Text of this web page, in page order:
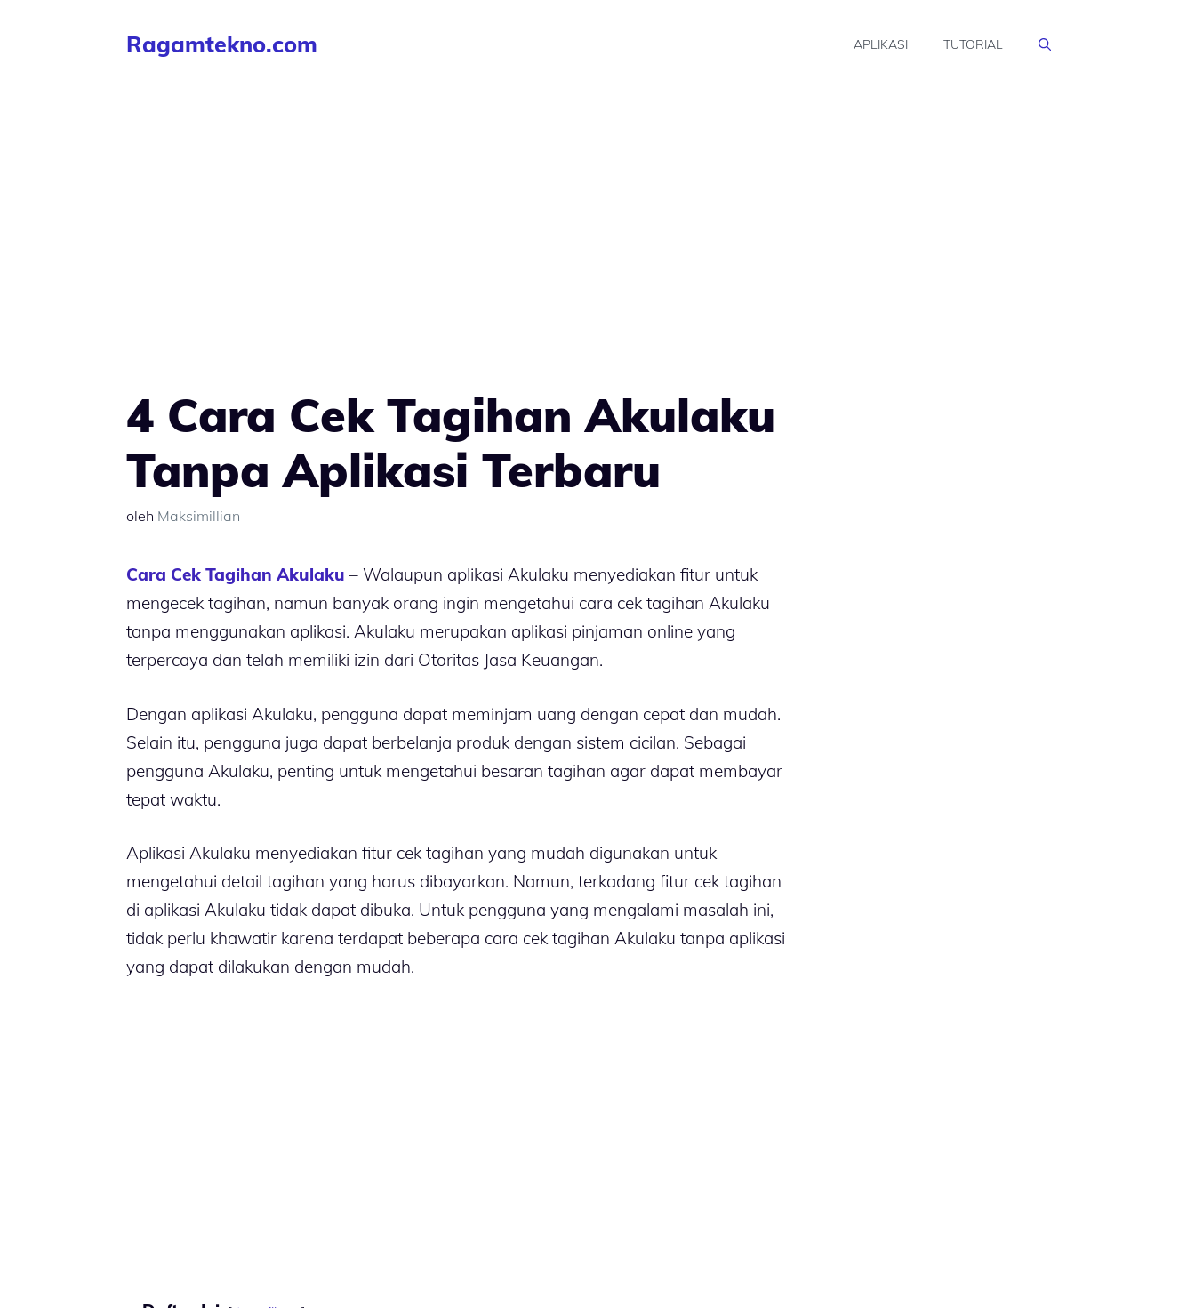
Ragamtekno.com APLIKASI TUTORIAL
4 Cara Cek Tagihan Akulaku
Tanpa Aplikasi Terbaru
oleh Maksimillian
Cara Cek Tagihan Akulaku – Walaupun aplikasi Akulaku menyediakan fitur untuk
mengecek tagihan, namun banyak orang ingin mengetahui cara cek tagihan Akulaku
tanpa menggunakan aplikasi. Akulaku merupakan aplikasi pinjaman online yang
terpercaya dan telah memiliki izin dari Otoritas Jasa Keuangan.
Dengan aplikasi Akulaku, pengguna dapat meminjam uang dengan cepat dan mudah.
Selain itu, pengguna juga dapat berbelanja produk dengan sistem cicilan. Sebagai
pengguna Akulaku, penting untuk mengetahui besaran tagihan agar dapat membayar
tepat waktu.
Aplikasi Akulaku menyediakan fitur cek tagihan yang mudah digunakan untuk
mengetahui detail tagihan yang harus dibayarkan. Namun, terkadang fitur cek tagihan
di aplikasi Akulaku tidak dapat dibuka. Untuk pengguna yang mengalami masalah ini,
tidak perlu khawatir karena terdapat beberapa cara cek tagihan Akulaku tanpa aplikasi
yang dapat dilakukan dengan mudah.